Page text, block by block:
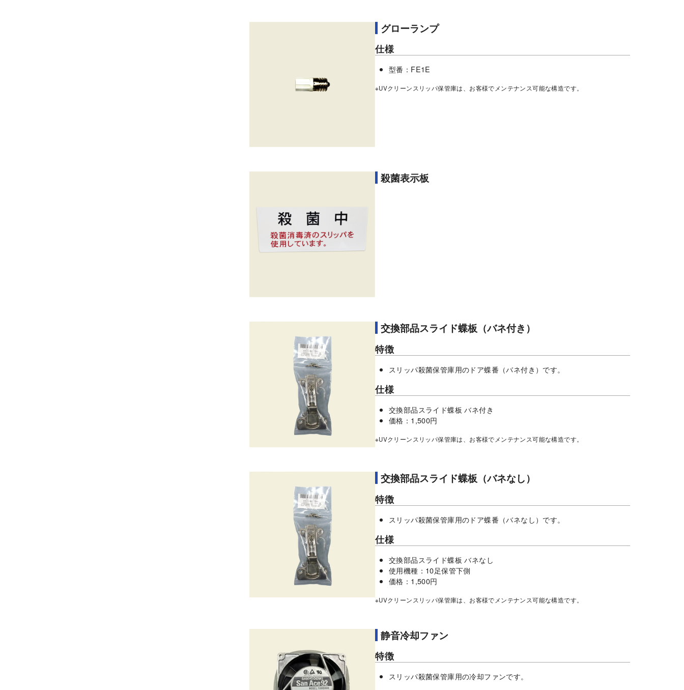
グローランプ
仕様
型番：FE1E
※UVクリーンスリッパ保管庫は、お客様でメンテナンス可能な構造です。
殺菌表示板
交換部品スライド蝶板（バネ付き）
特徴
スリッパ殺菌保管庫用のドア蝶番（バネ付き）です。
仕様
交換部品スライド蝶板 バネ付き
価格：1,500円
※UVクリーンスリッパ保管庫は、お客様でメンテナンス可能な構造です。
交換部品スライド蝶板（バネなし）
特徴
スリッパ殺菌保管庫用のドア蝶番（バネなし）です。
仕様
交換部品スライド蝶板 バネなし
使用機種：10足保管下側
価格：1,500円
※UVクリーンスリッパ保管庫は、お客様でメンテナンス可能な構造です。
静音冷却ファン
特徴
スリッパ殺菌保管庫用の冷却ファンです。